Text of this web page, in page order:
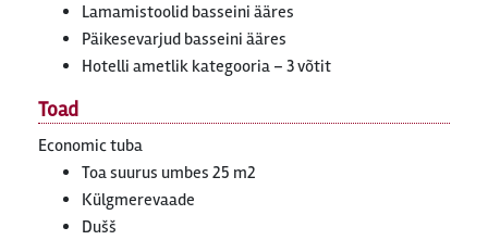
Lamamistoolid basseini ääres
Päikesevarjud basseini ääres
Hotelli ametlik kategooria – 3 võtit
Toad
Economic tuba
Toa suurus umbes 25 m2
Külgmerevaade
Dušš